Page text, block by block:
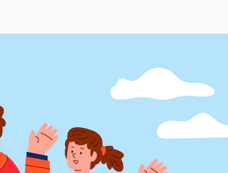
티브
이전시,
구독
AI 어시스턴트
AI 이미지 생성기
AI 동영상 생성기
시작하기
이용 약관